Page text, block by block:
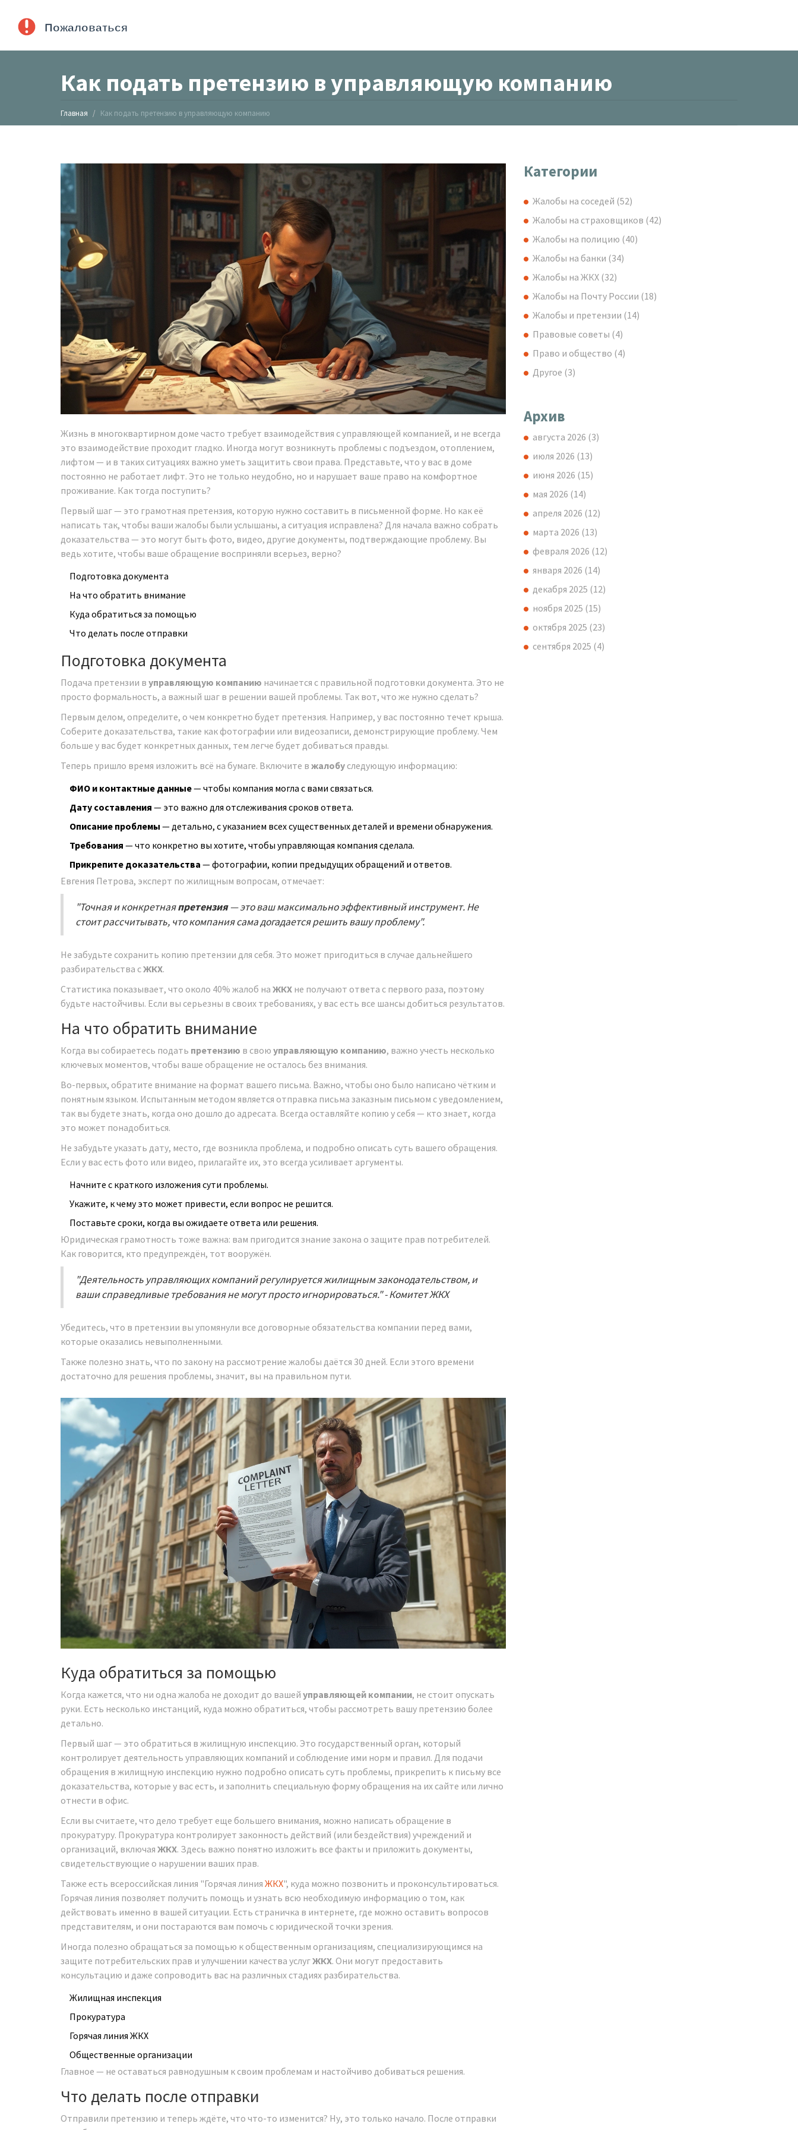
Как подать претензию в управляющую компанию
Главная Как подать претензию в управляющую компанию
Жизнь в многоквартирном доме часто требует взаимодействия с управляющей компанией, и не всегда
это взаимодействие проходит гладко. Иногда могут возникнуть проблемы с подъездом, отоплением,
лифтом — и в таких ситуациях важно уметь защитить свои права. Представьте, что у вас в доме
постоянно не работает лифт. Это не только неудобно, но и нарушает ваше право на комфортное
проживание. Как тогда поступить?
Первый шаг — это грамотная претензия, которую нужно составить в письменной форме. Но как её
написать так, чтобы ваши жалобы были услышаны, а ситуация исправлена? Для начала важно собрать
доказательства — это могут быть фото, видео, другие документы, подтверждающие проблему. Вы
ведь хотите, чтобы ваше обращение восприняли всерьез, верно?
Подготовка документа
На что обратить внимание
Куда обратиться за помощью
Что делать после отправки
Подготовка документа
Подача претензии в управляющую компанию начинается с правильной подготовки документа. Это не
просто формальность, а важный шаг в решении вашей проблемы. Так вот, что же нужно сделать?
Первым делом, определите, о чем конкретно будет претензия. Например, у вас постоянно течет крыша.
Соберите доказательства, такие как фотографии или видеозаписи, демонстрирующие проблему. Чем
больше у вас будет конкретных данных, тем легче будет добиваться правды.
Теперь пришло время изложить всё на бумаге. Включите в жалобу следующую информацию:
ФИО и контактные данные— чтобы компания могла с вами связаться.
Дату составления — это важно для отслеживания сроков ответа.
Описание проблемы — детально, с указанием всех существенных деталей и времени обнаружения.
Требования — что конкретно вы хотите, чтобы управляющая компания сделала.
Прикрепите доказательства — фотографии, копии предыдущих обращений и ответов.
Евгения Петрова, эксперт по жилищным вопросам, отмечает:
"Точная и конкретнаяпретензия— это ваш максимально эффективный инструмент. Не
стоит рассчитывать, что компания сама догадается решить вашу проблему".
Не забудьте сохранить копию претензии для себя. Это может пригодиться в случае дальнейшего
разбирательства сЖКХ.
Статистика показывает, что около 40% жалоб на ЖКХ не получают ответа с первого раза, поэтому
будьте настойчивы. Если вы серьезны в своих требованиях, у вас есть все шансы добиться результатов.
На что обратить внимание
Когда вы собираетесь подать претензию в свою управляющую компанию, важно учесть несколько
ключевых моментов, чтобы ваше обращение не осталось без внимания.
Во-первых, обратите внимание на формат вашего письма. Важно, чтобы оно было написано чётким и
понятным языком. Испытанным методом является отправка письма заказным письмом с уведомлением,
так вы будете знать, когда оно дошло до адресата. Всегда оставляйте копию у себя — кто знает, когда
это может понадобиться.
Не забудьте указать дату, место, где возникла проблема, и подробно описать суть вашего обращения.
Если у вас есть фото или видео, прилагайте их, это всегда усиливает аргументы.
Начните с краткого изложения сути проблемы.
Укажите, к чему это может привести, если вопрос не решится.
Поставьте сроки, когда вы ожидаете ответа или решения.
Юридическая грамотность тоже важна: вам пригодится знание закона о защите прав потребителей.
Как говорится, кто предупреждён, тот вооружён.
"Деятельность управляющих компаний регулируется жилищным законодательством, и
ваши справедливые требования не могут просто игнорироваться." - Комитет ЖКХ
Убедитесь, что в претензии вы упомянули все договорные обязательства компании перед вами,
которые оказались невыполненными.
Также полезно знать, что по закону на рассмотрение жалобы даётся 30 дней. Если этого времени
достаточно для решения проблемы, значит, вы на правильном пути.
Куда обратиться за помощью
Когда кажется, что ни одна жалоба не доходит до вашей управляющей компании, не стоит опускать
руки. Есть несколько инстанций, куда можно обратиться, чтобы рассмотреть вашу претензию более
детально.
Первый шаг — это обратиться в жилищную инспекцию. Это государственный орган, который
контролирует деятельность управляющих компаний и соблюдение ими норм и правил. Для подачи
обращения в жилищную инспекцию нужно подробно описать суть проблемы, прикрепить к письму все
доказательства, которые у вас есть, и заполнить специальную форму обращения на их сайте или лично
отнести в офис.
Если вы считаете, что дело требует еще большего внимания, можно написать обращение в
прокуратуру. Прокуратура контролирует законность действий (или бездействия) учреждений и
организаций, включая ЖКХ. Здесь важно понятно изложить все факты и приложить документы,
свидетельствующие о нарушении ваших прав.
Также есть всероссийская линия "Горячая линия ЖКХ", куда можно позвонить и проконсультироваться.
Горячая линия позволяет получить помощь и узнать всю необходимую информацию о том, как
действовать именно в вашей ситуации. Есть страничка в интернете, где можно оставить вопросов
представителям, и они постараются вам помочь с юридической точки зрения.
Иногда полезно обращаться за помощью к общественным организациям, специализирующимся на
защите потребительских прав и улучшении качества услугЖКХ. Они могут предоставить
консультацию и даже сопроводить вас на различных стадиях разбирательства.
Жилищная инспекция
Прокуратура
Горячая линия ЖКХ
Общественные организации
Главное — не оставаться равнодушным к своим проблемам и настойчиво добиваться решения.
Что делать после отправки
Отправили претензию и теперь ждёте, что что-то изменится? Ну, это только начало. После отправки
Категории
Жалобы на соседей (52)
Жалобы на страховщиков (42)
Жалобы на полицию (40)
Жалобы на банки (34)
Жалобы на ЖКХ (32)
Жалобы на Почту России (18)
Жалобы и претензии (14)
Правовые советы (4)
Право и общество (4)
Другое (3)
Архив
августа 2026 (3)
июля 2026 (13)
июня 2026 (15)
мая 2026 (14)
апреля 2026 (12)
марта 2026 (13)
февраля 2026 (12)
января 2026 (14)
декабря 2025 (12)
ноября 2025 (15)
октября 2025 (23)
сентября 2025 (4)